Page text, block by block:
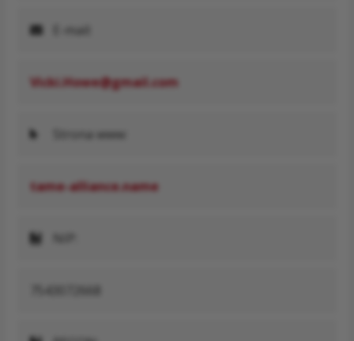
E-mail:
Vicki.Howe@gmail.com
Strona www:
tame-alliance.name